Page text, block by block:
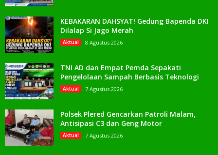
KEBAKARAN DAHSYAT! Gedung Bapenda DKI
Dilalap Si Jago Merah
Aktual 8 Agustus 2026
TNI AD dan Empat Pemda Sepakati
Pengelolaan Sampah Berbasis Teknologi
Aktual 7 Agustus 2026
Polsek Plered Gencarkan Patroli Malam,
Antisipasi C3 dan Geng Motor
Aktual 7 Agustus 2026